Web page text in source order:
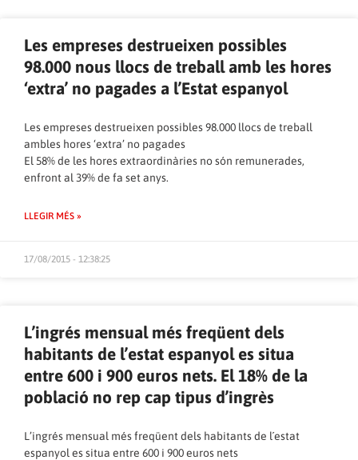
Les empreses destrueixen possibles
98.000 nous llocs de treball amb les hores
‘extra’ no pagades a l’Estat espanyol
Les empreses destrueixen possibles 98.000 llocs de treball
ambles hores ‘extra’ no pagades
El 58% de les hores extraordinàries no són remunerades,
enfront al 39% de fa set anys.
LLEGIR MÉS »
17/08/2015 - 12:38:25
L’ingrés mensual més freqüent dels
habitants de l’estat espanyol es situa
entre 600 i 900 euros nets. El 18% de la
població no rep cap tipus d’ingrès
L’ingrés mensual més freqüent dels habitants de l´estat
espanyol es situa entre 600 i 900 euros nets